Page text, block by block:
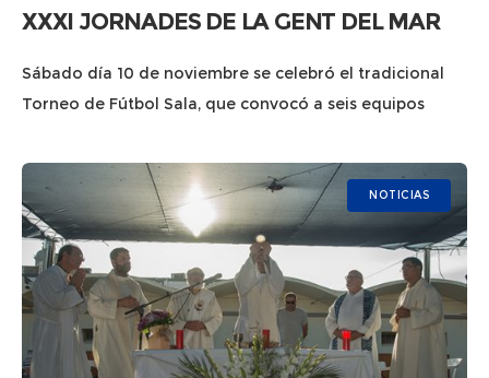
XXXI JORNADES DE LA GENT DEL MAR
Sábado día 10 de noviembre se celebró el tradicional
Torneo de Fútbol Sala, que convocó a seis equipos
Barcelona y que sirvió para resaltar
NOTICIAS